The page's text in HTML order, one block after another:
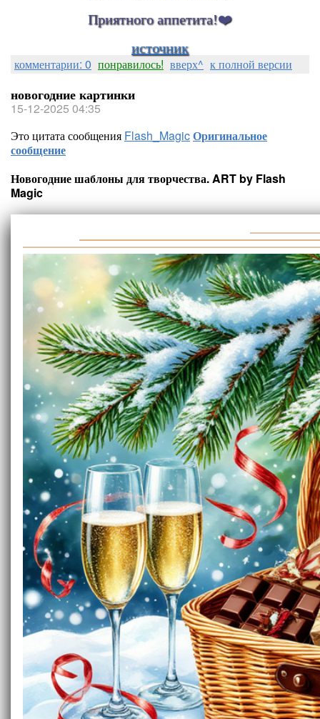
Приятного аппетита!❤️
источник
комментарии: 0 понравилось! вверх^ к полной версии
новогодние картинки
15-12-2025 04:35
Это цитата сообщения Flash_MagicОригинальное
сообщение
Новогодние шаблоны для творчества. ART by Flash
Magic